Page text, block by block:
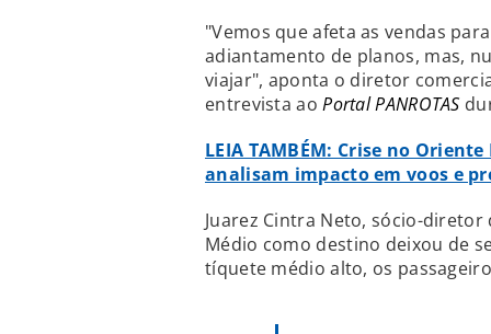
"Vemos que afeta as vendas
adiantamento de planos, mas,
viajar", aponta o diretor
entrevista aoPortal PANROTAS
LEIA TAMBÉM: Crise no
analisam impacto em voos e
Juarez Cintra Neto, sócio-
Médio como destino deixou de
tíquete médio alto, os